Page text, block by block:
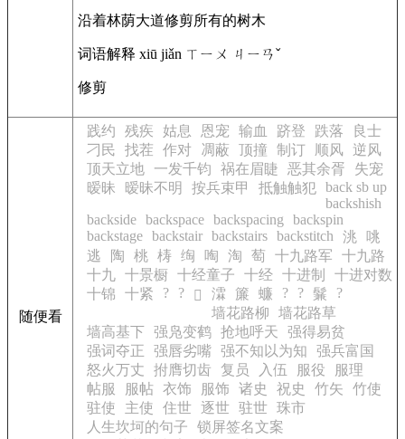
沿着林荫大道修剪所有的树木
词语解释 xiū jiǎn ㄒㄧㄨ ㄐㄧㄢˇ
修剪
随便看
践约 残疾 姑息 恩宠 输血 跻登 跌落
良士
刁民
找茬 作对 凋蔽 顶撞 制订 顺风
逆风
顶天立地
一发千钧 祸在眉睫 恶其余胥
失宠
暧昧
暧昧不明 按兵束甲 抵触触犯 back sb up
backshish
backside backspace backspacing
backspin
backstage backstair backstairs backstitch 洮
咷
逃
陶 桃 梼 绹 啕 淘 萄 十九路军
十九路
十九 十景橱 十经童子 十经 十进制
十进对数
十锦
十紧 ? ? 𩄡 瀮 簾 蠊 ? ? 鬑
?
墙花路柳
墙花路草
墙高基下 强凫变鹤 抢地呼天
强得易贫
强词夺正
强唇劣嘴 强不知以为知
强兵富国
怒火万丈
拊膺切齿 复员 入伍 服役
服理
帖服
服帖 衣饰 服饰 诸史 祝史 竹矢
竹使
驻使
主使 住世 逐世 驻世 珠市
人生坎坷的句子
锁屏签名文案